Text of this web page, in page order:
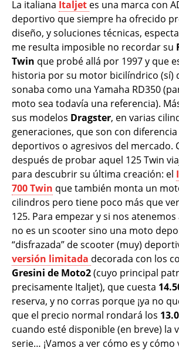
La italiana Italjet es una marca con
deportivo que siempre ha ofrecido
diseño, y soluciones técnicas,
me resulta imposible no recordar su
Twin que probé allá por 1997 y que
historia por su motor bicilíndrico (sí)
sonaba como una Yamaha RD350
moto sea todavía una referencia).
sus modelos Dragster, en varias
generaciones, que son con
deportivos o agresivos del mercado.
después de probar aquel 125 Twin
para descubrir su última creación: el
700 Twin que también monta un
cilindros pero tiene poco más que
125. Para empezar y si nos
no es un scooter sino una moto
“disfrazada” de scooter (muy)
versión limitada decorada con los
Gresini de Moto2(cuyo principal
precisamente Italjet), que cuesta
reserva, y no corras porque ¡ya no
que el precio normal rondará los
cuando esté disponible (en breve) la
serie… ¡Vamos a ver cómo es y cómo